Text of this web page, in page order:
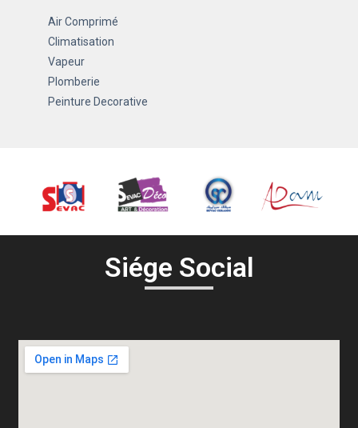
Air Comprimé
Climatisation
Vapeur
Plomberie
Peinture Decorative
Siége Social